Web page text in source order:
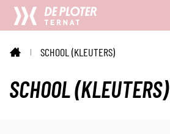
resultaten
.
CC
De
PloterSCHOOL (KLEUTERS)
SCHOOL (KLEUTERS)